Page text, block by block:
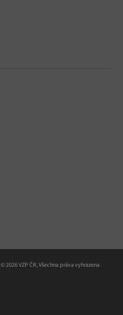
© 2026 VZP ČR, Všechna práva vyhrazena